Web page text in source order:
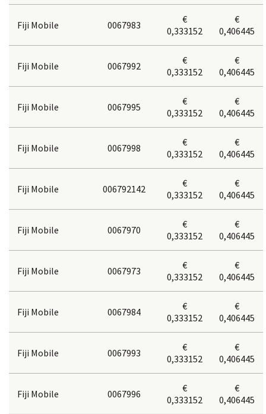
Fiji Mobile 0067983
€
0,333152
€
0,406445
Fiji Mobile 0067992
€
0,333152
€
0,406445
Fiji Mobile 0067995
€
0,333152
€
0,406445
Fiji Mobile 0067998
€
0,333152
€
0,406445
Fiji Mobile 006792142
€
0,333152
€
0,406445
Fiji Mobile 0067970
€
0,333152
€
0,406445
Fiji Mobile 0067973
€
0,333152
€
0,406445
Fiji Mobile 0067984
€
0,333152
€
0,406445
Fiji Mobile 0067993
€
0,333152
€
0,406445
Fiji Mobile 0067996
€
0,333152
€
0,406445